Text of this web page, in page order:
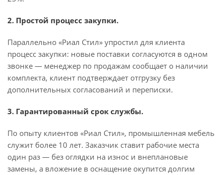
2. Простой процесс закупки.
Параллельно «Риал Стил» упростил для клиента
процесс закупки: новые поставки согласуются в одном
звонке — менеджер по продажам сообщает о наличии
комплекта, клиент подтверждает отгрузку без
дополнительных согласований и переписки.
3. Гарантированный срок службы.
По опыту клиентов «Риал Стил», промышленная мебель
служит более 10 лет. Заказчик ставит рабочие места
один раз — без оглядки на износ и внеплановые
замены, а вложение в оснащение окупится долгим